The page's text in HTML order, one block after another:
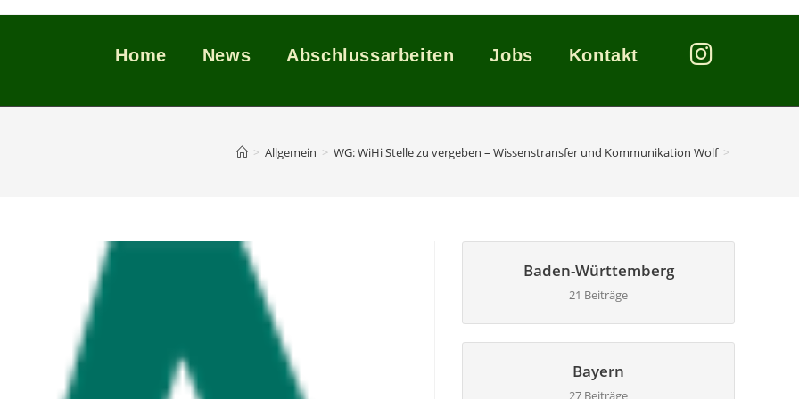
Home News Abschlussarbeiten Jobs Kontakt
> Allgemein > WG: WiHi Stelle zu vergeben – Wissenstransfer und Kommunikation Wolf >
Baden-Württemberg
21 Beiträge
Bayern
27 Beiträge